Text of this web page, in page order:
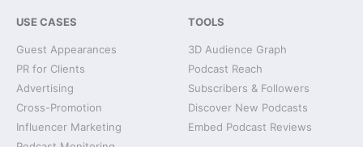
USE CASES
Guest Appearances
PR for Clients
Advertising
Cross-Promotion
Influencer Marketing
TOOLS
3D Audience Graph
Podcast Reach
Subscribers & Followers
Discover New Podcasts
Embed Podcast Reviews